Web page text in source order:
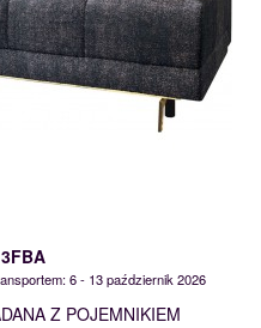
3FBA
6 - 13 październik 2026
Z POJEMNIKIEM